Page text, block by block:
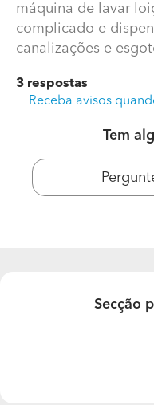
anos, queria tirar uma
minúscula e
máquina de lavar
complicado e
canalizações e
3 respostas
Receba avisos
Tem
Secção